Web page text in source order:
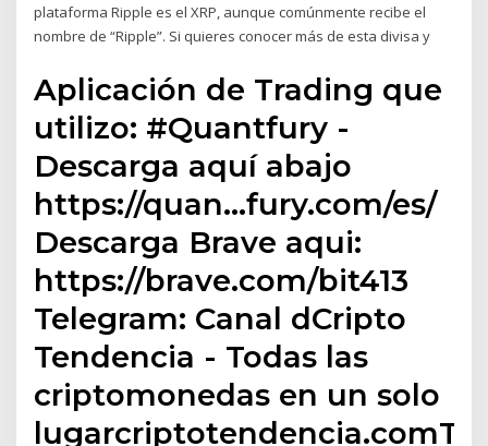
plataforma Ripple es el XRP, aunque comúnmente recibe el
nombre de “Ripple”. Si quieres conocer más de esta divisa y
Aplicación de Trading que
utilizo: #Quantfury -
Descarga aquí abajo
https://quan…fury.com/es/
Descarga Brave aqui:
https://brave.com/bit413
Telegram: Canal dCripto
Tendencia - Todas las
criptomonedas en un solo